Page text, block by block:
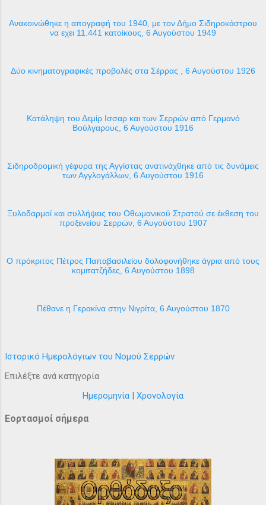
Ανακοινώθηκε η απογραφή του 1940, με τον Δήμο Σιδηροκάστρου
να εχει 11.441 κατοίκους, 6 Αυγούστου 1949
Δύο κινηματογραφικές προβολές στα Σέρρας , 6 Αυγούστου 1926
Κατάληψη του Δεμίρ Ισσαρ και των Σερρών από Γερμανό
Βούλγαρους, 6 Αυγούστου 1916
Σιδηροδρομική γέφυρα της Αγγίστας ανατινάχθηκε από τις δυνάμεις
των Αγγλογάλλων, 6 Αυγούστου 1916
Ξυλοδαρμοί και συλλήψεις του Οθωμανικού Στρατού σε έκθεση του
προξενείου Σερρών, 6 Αυγούστου 1907
Ο πρόκριτος Πέτρος Παπαβασιλείου δολοφονήθηκε άγρια από τους
κομιτατζήδες, 6 Αυγούστου 1898
Πέθανε η Γερακίνα στην Νιγρίτα, 6 Αυγούστου 1870
Ιστορικό Ημερολόγιων του Νομού Σερρών
Επιλέξτε ανά κατηγορία
Ημερομηνία | Χρονολογία
Εορτασμοί σήμερα